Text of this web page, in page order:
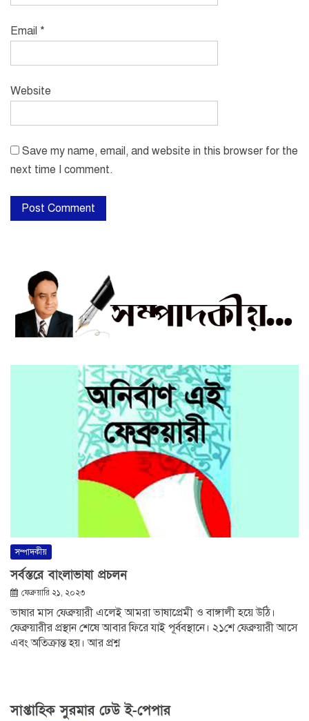
Email *
Website
Save my name, email, and website in this browser for the
next time I comment.
সম্পাদকীয়
সর্বস্তরে বাংলাভাষা প্রচলন
ফেব্রুয়ারি ২১, ২০২৩
ভাষার মাস ফেব্রুয়ারী এলেই আমরা ভাষাপ্রেমী ও বাঙ্গালী হয়ে উঠি।
ফেব্রুয়ারীর প্রস্থান শেষে আবার ফিরে যাই পূর্ববস্থানে। ২১শে ফেব্রুয়ারী আসে
এবং অতিক্রান্ত হয়। আর প্রশ্ন
সাপ্তাহিক সুরমার ঢেউ ই-পেপার